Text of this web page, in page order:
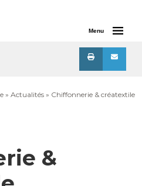
Menu
» Actualités » Chiffonnerie & créatextile
&